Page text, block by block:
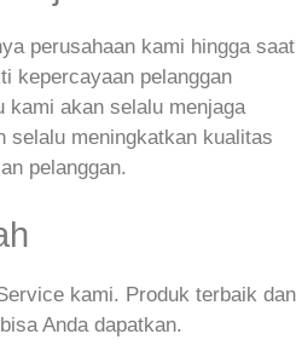
perusahaan kami hingga saat
kepercayaan pelanggan
kami akan selalu menjaga
selalu meningkatkan kualitas
pelanggan.
kami. Produk terbaik dan
Anda dapatkan.